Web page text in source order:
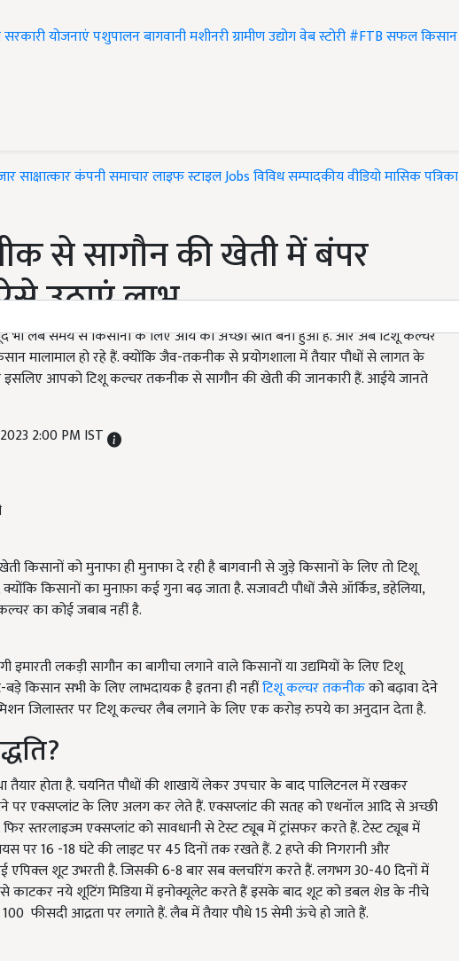
सरकारी योजनाएंपशुपालनबागवानीमशीनरीग्रामीण उद्योगवेब स्टोरी#FTBसफल किसान
साक्षात्कारकंपनी समाचारलाइफ स्टाइलJobsविविधसम्पादकीयवीडियोमासिक पत्रिका
से सागौन की खेती में बंपर
उठाएं लाभ
भी लंबे समय से किसानों के लिए आय का अच्छा स्रोत बना हुआ है. और अब टिशू कल्चर
मालामाल हो रहे हैं. क्योंकि जैव-तकनीक से प्रयोगशाला में तैयार पौधों से लागत के
है इसलिए आपको टिशू कल्चर तकनीक से सागौन की खेती की जानकारी हैं. आईये जानते
2:00 PM IST
को मुनाफा ही मुनाफा दे रही है बागवानी से जुड़े किसानों के लिए तो टिशू
किसानों का मुनाफ़ा कई गुना बढ़ जाता है. सजावटी पौधों जैसे ऑर्किड, डहेलिया,
का कोई जबाब नहीं है.
लकड़ी सागौन का बागीचा लगाने वाले किसानों या उद्यमियों के लिए टिशू
किसान सभी के लिए लाभदायक है इतना ही नहींटिशू कल्चर तकनीकको बढ़ावा देने
मिशन जिलास्तर पर टिशू कल्चर लैब लगाने के लिए एक करोड़ रुपये का अनुदान देता है.
तैयार होता है. चयनित पौधों की शाखायें लेकर उपचार के बाद पालिटनल में रखकर
पर एक्सप्लांट के लिए अलग कर लेते हैं. एक्सप्लांट की सतह को एथनॉल आदि से अच्छी
स्तरलाइज्म एक्सप्लांट को सावधानी से टेस्ट ट्यूब में ट्रांसफर करते हैं. टेस्ट ट्यूब में
पर 16 -18 घंटे की लाइट पर 45 दिनों तक रखते हैं. 2 हप्ते की निगरानी और
शूट उभरती है. जिसकी 6-8 बार सब क्लचरिंग करते हैं. लगभग 30-40 दिनों में
से काटकर नये शूटिंग मिडिया में इनोक्यूलेट करते हैं इसके बाद शूट को डबल शेड के नीचे
100 फीसदी आद्रता पर लगाते हैं. लैब में तैयार पौधे 15 सेमी ऊंचे हो जाते हैं.